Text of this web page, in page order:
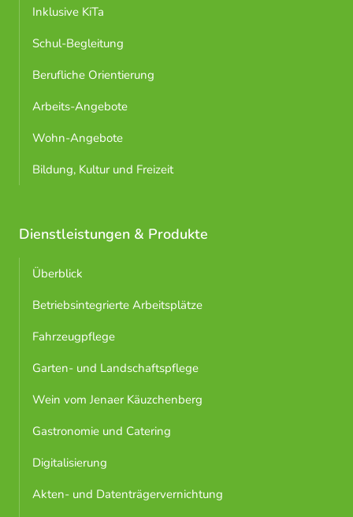
Inklusive KiTa
Schul-Begleitung
Berufliche Orientierung
Arbeits-Angebote
Wohn-Angebote
Bildung, Kultur und Freizeit
Dienstleistungen & Produkte
Überblick
Betriebsintegrierte Arbeitsplätze
Fahrzeugpflege
Garten- und Landschaftspflege
Wein vom Jenaer Käuzchenberg
Gastronomie und Catering
Digitalisierung
Akten- und Datenträgervernichtung